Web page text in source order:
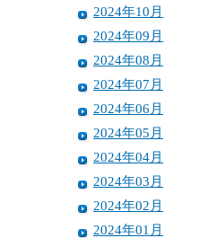
2024年10月
2024年09月
2024年08月
2024年07月
2024年06月
2024年05月
2024年04月
2024年03月
2024年02月
2024年01月